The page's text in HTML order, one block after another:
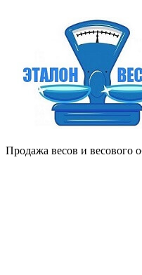
Продажа весов и весового